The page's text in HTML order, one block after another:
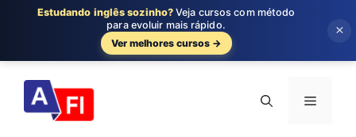
para
conteúdo
Menu
Estudando inglês sozinho? Veja cursos com método
para evoluir mais rápido.
Ver melhores cursos →
×